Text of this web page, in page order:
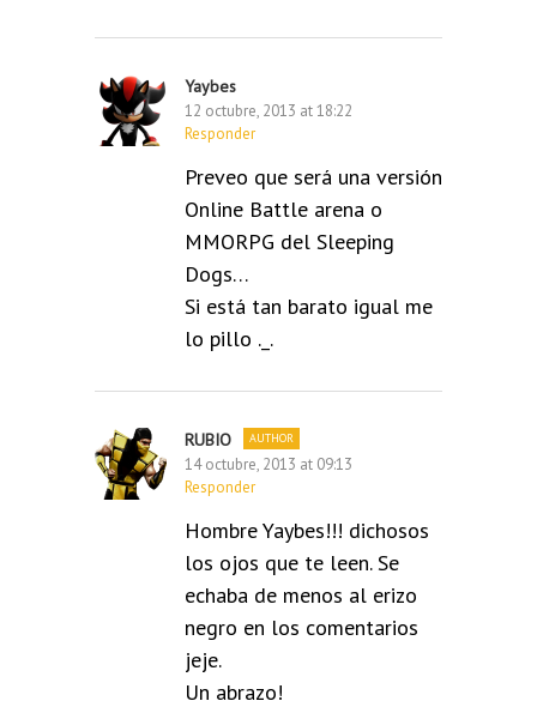
Yaybes
12 octubre, 2013 at 18:22
Responder
Preveo que será una versión
Online Battle arena o
MMORPG del Sleeping
Dogs…
Si está tan barato igual me
lo pillo ._.
RUBIO
14 octubre, 2013 at 09:13
Responder
Hombre Yaybes!!! dichosos
los ojos que te leen. Se
echaba de menos al erizo
negro en los comentarios
jeje.
Un abrazo!